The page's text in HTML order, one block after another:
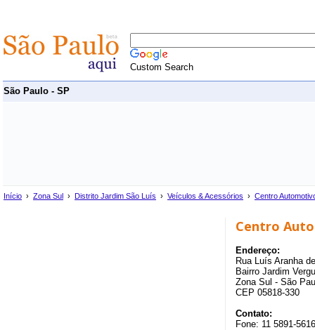
Custom Search
São Paulo - SP
Início › Zona Sul › Distrito Jardim São Luís › Veículos & Acessórios › Centro
Centro
Endereço:
Rua Luís Aranha
Bairro Jardim
Zona Sul - São
CEP 05818-330
Contato:
Fone: 11 5891-5616